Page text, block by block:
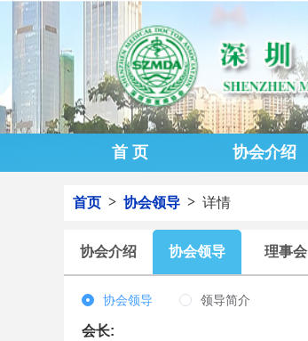
首 页 协会介绍
首页 > 协会领导 > 详情
协会介绍 协会领导 理事会
协会领导 领导简介
会长: